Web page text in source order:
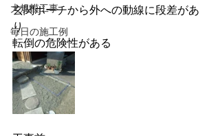
大規模工事
毎日の施工例
玄関ポーチから外への動線に段差があ
り
転倒の危険性がある